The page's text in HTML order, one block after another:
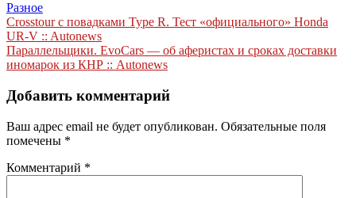
Разное
Навигация
по
записям
Crosstour с повадками Type R. Тест «официального» Honda
UR-V :: Autonews
Параллельщики. EvoCars — об аферистах и сроках доставки
иномарок из КНР :: Autonews
Добавить комментарий
Ваш адрес email не будет опубликован. Обязательные поля
помечены *
Комментарий *